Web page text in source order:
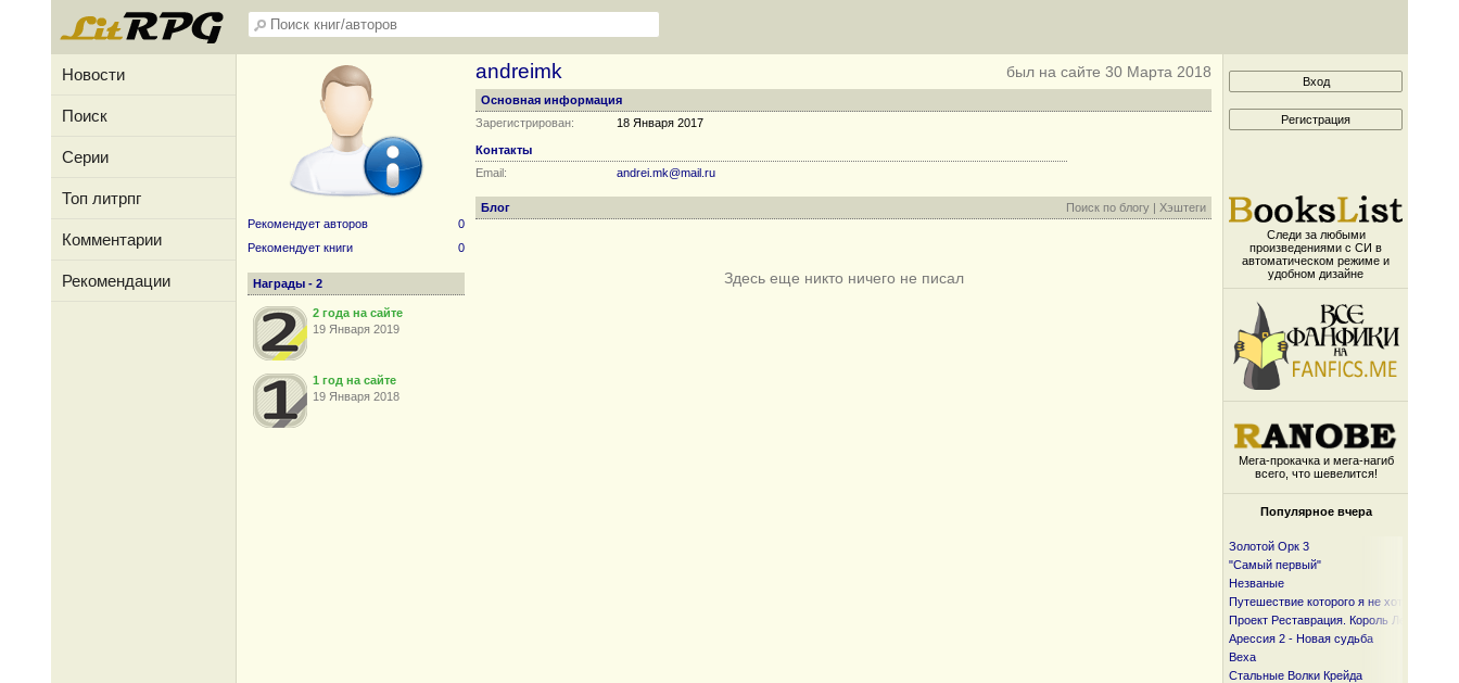
Новости
Поиск
Серии
Топ литрпг
Комментарии
Рекомендации
Рекомендует авторов
0
Рекомендует книги
0
Награды - 2
2 года на сайте
19 Января 2019
1 год на сайте
19 Января 2018
andreimk был на сайте 30 Марта 2018
Основная информация
Зарегистрирован:
18 Января 2017
Контакты
Email:
andrei.mk@mail.ru
Блог Поиск по блогу | Хэштеги
Здесь еще никто ничего не писал
Следи за любыми
произведениями с СИ в
автоматическом режиме и
удобном дизайне
Мега-прокачка и мега-нагиб
всего, что шевелится!
Популярное вчера
Золотой Орк 3
"Самый первый"
Незваные
Путешествие которого я не хотел
Проект Реставрация. Король Лесов.
Арессия 2 - Новая судьба
Веха
Стальные Волки Крейда